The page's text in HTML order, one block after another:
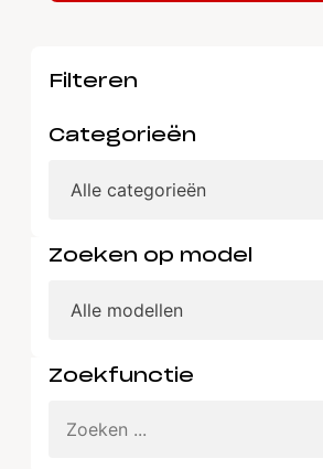
Filteren
Categorieën
Zoeken op model
Zoekfunctie